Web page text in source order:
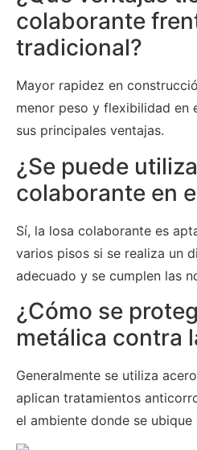
colaborante
tradicional?
Mayor rapidez en
menor peso y flexibilidad en
sus principales ventajas.
¿Se puede
colaborante en
Sí, la losa colaborante es
varios pisos si se realiza un
adecuado y se cumplen las
¿Cómo se
metálica contra
Generalmente se utiliza
aplican tratamientos
el ambiente donde se